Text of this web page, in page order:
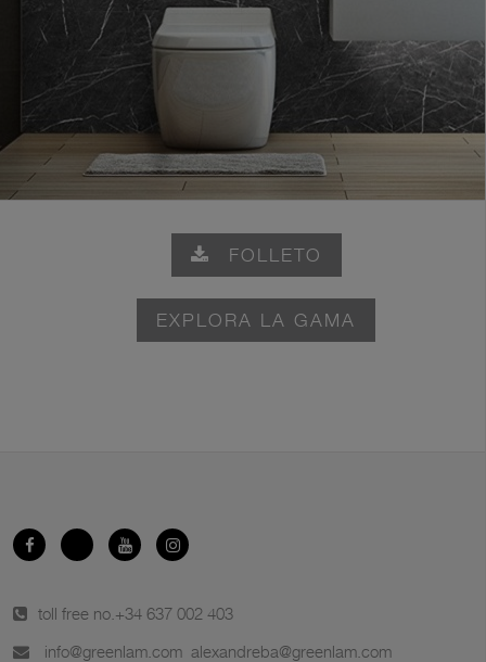
FOLLETO
EXPLORA LA GAMA
toll free no. +34 637 002 403
info@greenlam.com alexandreba@greenlam.com